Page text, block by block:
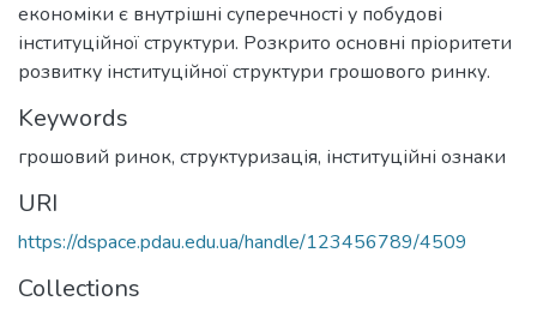
економіки є внутрішні суперечності у побудові
інституційної структури. Розкрито основні пріоритети
розвитку інституційної структури грошового ринку.
Keywords
грошовий ринок, структуризація, інституційні ознаки
URI
https://dspace.pdau.edu.ua/handle/123456789/4509
Collections